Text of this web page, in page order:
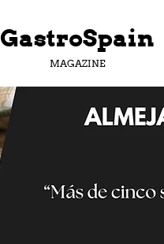
GastroSpain
MAGAZINE